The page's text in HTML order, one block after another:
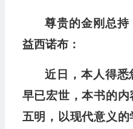
尊贵的金刚总持
益西诺布：
近日，本人得悉
早已宏世，本书的
五明，以现代意义